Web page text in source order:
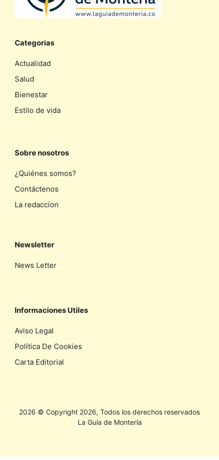
Categorias
Actualidad
Salud
Bienestar
Estilo de vida
Sobre nosotros
¿Quiénes somos?
Contáctenos
La redaccíon
Newsletter
News Letter
Informaciones Utiles
Aviso Legal
Política De Cookies
Carta Editorial
2026 © Copyright 2026, Todos los derechos reservados
La Guía de Montería